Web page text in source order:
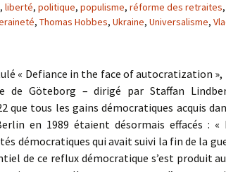
, liberté, politique, populisme, réforme des retraites,
, Thomas Hobbes, Ukraine, Universalisme,
« Defiance in the face of autocratization
de Göteborg – dirigé par Staffan
que tous les gains démocratiques acquis
en 1989 étaient désormais effacés : «
démocratiques qui avait suivi la fin de la
de ce reflux démocratique s’est produit